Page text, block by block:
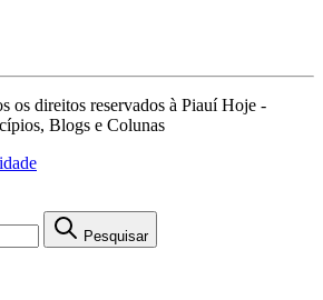
os direitos reservados à Piauí Hoje -
Blogs e Colunas
Pesquisar